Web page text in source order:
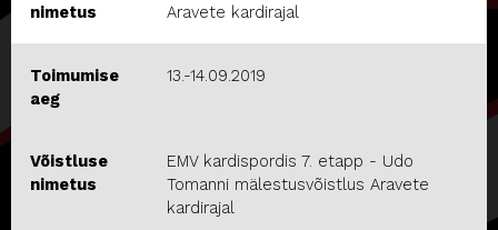
nimetus Aravete kardirajal
Toimumise
aeg
13.-14.09.2019
Võistluse
nimetus
EMV kardispordis 7. etapp - Udo
Tomanni mälestusvõistlus Aravete
kardirajal